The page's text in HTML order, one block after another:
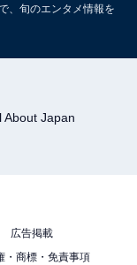
3位『17才の帝
位は？
、旬のエンタメ情報を
About Japan
広告掲載
・商標・免責事項